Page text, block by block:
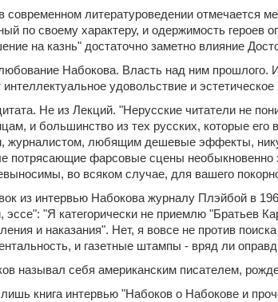
литературоведении отмечается
по своему характеру, и одержимость
на казнь" достаточно заметно влияние
Набокова. Власть над ним прошлого.
интеллектуальное удовольствие и
Не из Лекций. "Нерусские читатели не
и большинство из тех русских, которые
журналистом, любящим дешевые эффекты,
потрясающие фарсовые сцены
во всяком случае, для вашего
из интервью Набокова журналу Плэйбой в
эссе": "Я категорически не приемлю "Братьев
и наказания". Нет, я вовсе не против
и газетные штампы - вряд ли
называл себя американским писателем,
книга интервью "Набоков о Набокове и